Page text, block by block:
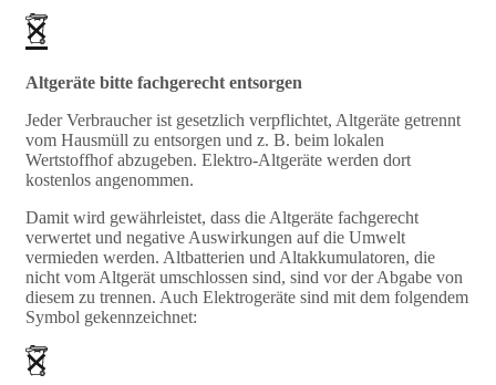
Altgeräte bitte fachgerecht entsorgen
Jeder Verbraucher ist gesetzlich verpflichtet, Altgeräte getrennt
vom Hausmüll zu entsorgen und z. B. beim lokalen
Wertstoffhof abzugeben. Elektro-Altgeräte werden dort
kostenlos angenommen.
Damit wird gewährleistet, dass die Altgeräte fachgerecht
verwertet und negative Auswirkungen auf die Umwelt
vermieden werden. Altbatterien und Altakkumulatoren, die
nicht vom Altgerät umschlossen sind, sind vor der Abgabe von
diesem zu trennen. Auch Elektrogeräte sind mit dem folgendem
Symbol gekennzeichnet: